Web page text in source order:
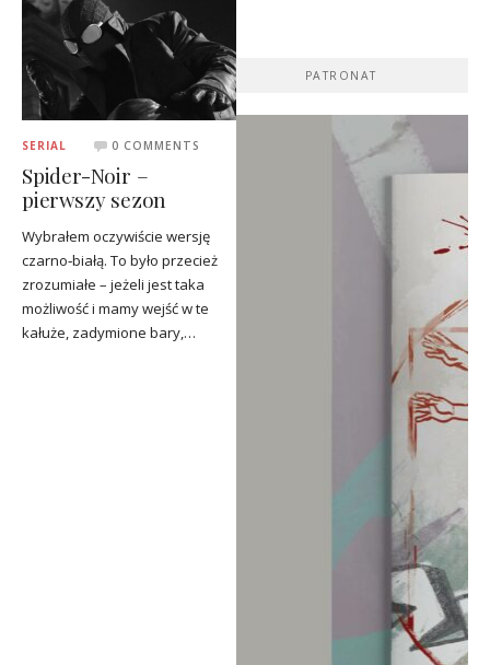
SERIAL 0 COMMENTS
Spider-Noir –
pierwszy sezon
Wybrałem oczywiście wersję
czarno‑białą. To było przecież
zrozumiałe – jeżeli jest taka
możliwość i mamy wejść w te
kałuże, zadymione bary,…
PATRONAT